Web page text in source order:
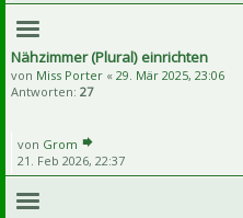
Nähzimmer (Plural) einrichten
von Miss Porter « 29. Mär 2025, 23:06
Antworten: 27
von Grom
21. Feb 2026, 22:37